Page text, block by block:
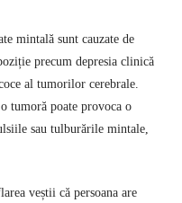
mintală sunt cauzate de
precum depresia clinică
al tumorilor cerebrale.
tumoră poate provoca o
sau tulburările mintale,
veștii că persoana are